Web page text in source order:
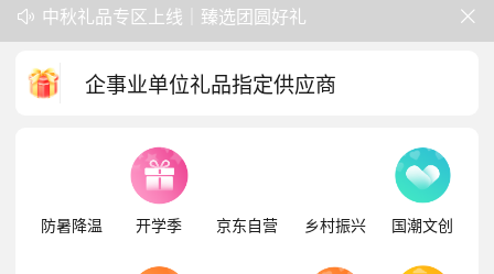
 中秋礼品专区上线｜臻选团圆好礼

企事业单位礼品指定供应商
防暑降温 开学季 京东自营 乡村振兴 国潮文创